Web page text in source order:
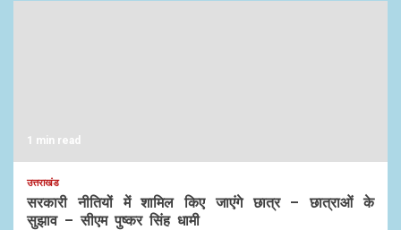
1 min read
उत्तराखंड
सरकारी नीतियों में शामिल किए जाएंगे छात्र – छात्राओं के
सुझाव – सीएम पुष्कर सिंह धामी